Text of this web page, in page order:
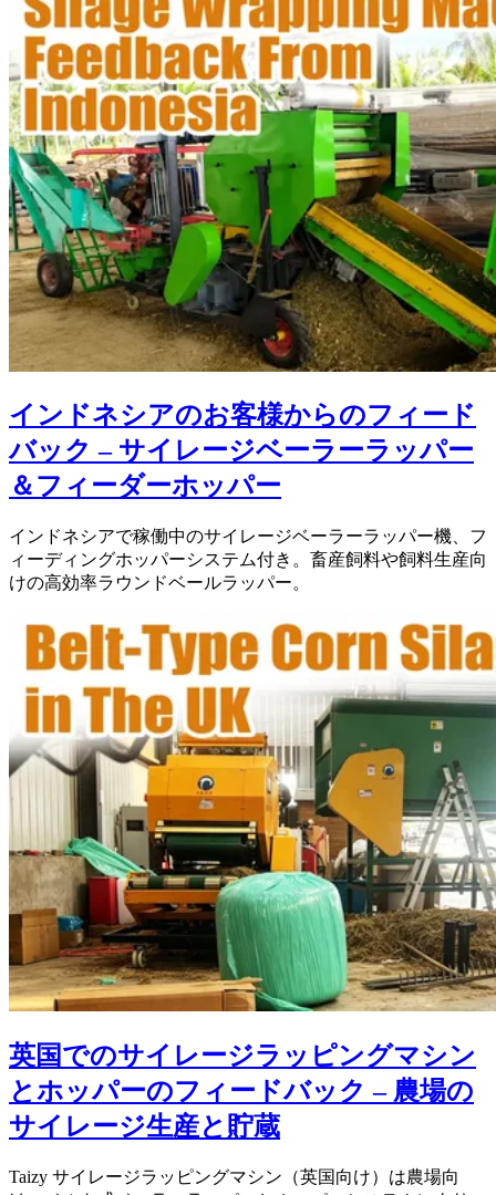
インドネシアのお客様からのフィード
バック – サイレージベーラーラッパー
＆フィーダーホッパー
インドネシアで稼働中のサイレージベーラーラッパー機、フ
ィーディングホッパーシステム付き。畜産飼料や飼料生産向
けの高効率ラウンドベールラッパー。
英国でのサイレージラッピングマシン
とホッパーのフィードバック – 農場の
サイレージ生産と貯蔵
Taizy サイレージラッピングマシン（英国向け）は農場向